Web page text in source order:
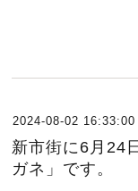
2024-08-02 16:33:00
新市街に6月24
ガネ」です。